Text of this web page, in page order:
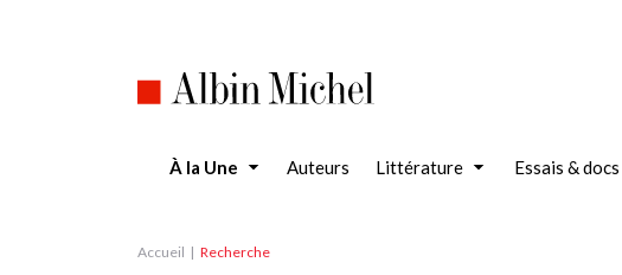
À la Une Auteurs Littérature Essais & docs
Accueil Recherche